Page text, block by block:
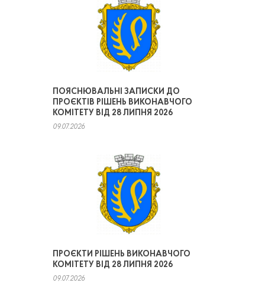
ПОЯСНЮВАЛЬНІ ЗАПИСКИ ДО
ПРОЄКТІВ РІШЕНЬ ВИКОНАВЧОГО
КОМІТЕТУ ВІД 28 ЛИПНЯ 2026
09.07.2026
ПРОЄКТИ РІШЕНЬ ВИКОНАВЧОГО
КОМІТЕТУ ВІД 28 ЛИПНЯ 2026
09.07.2026